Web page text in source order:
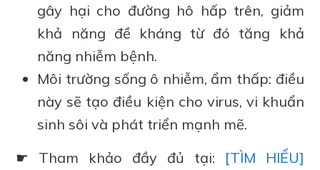
gây hại cho đường hô hấp trên, giảm
khả năng đề kháng từ đó tăng khả
năng nhiễm bệnh.
Môi trường sống ô nhiễm, ẩm thấp: điều
này sẽ tạo điều kiện cho virus, vi khuẩn
sinh sôi và phát triển mạnh mẽ.
☛ Tham khảo đầy đủ tại: [TÌM HIỂU]